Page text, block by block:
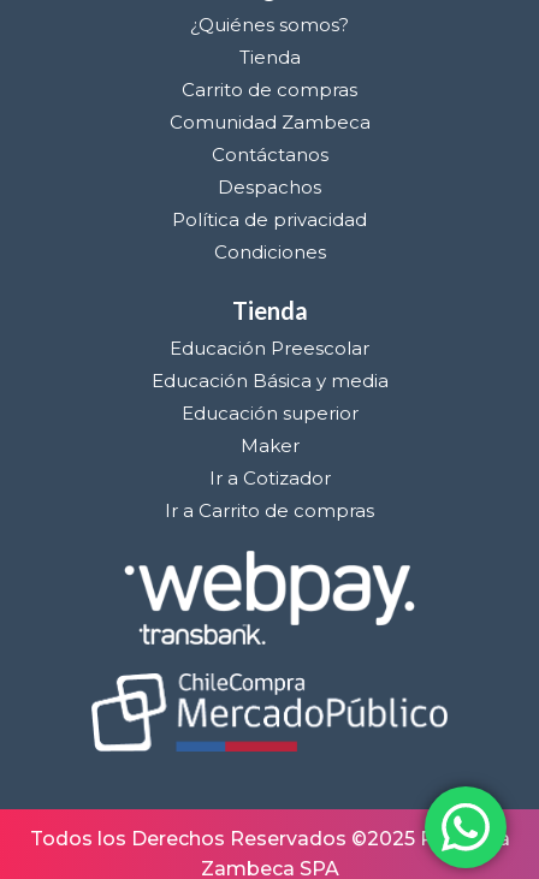
¿Quiénes somos?
Tienda
Carrito de compras
Comunidad Zambeca
Contáctanos
Despachos
Política de privacidad
Condiciones
Tienda
Educación Preescolar
Educación Básica y media
Educación superior
Maker
Ir a Cotizador
Ir a Carrito de compras
Todos los Derechos Reservados ©2025 Robótica
Zambeca SPA